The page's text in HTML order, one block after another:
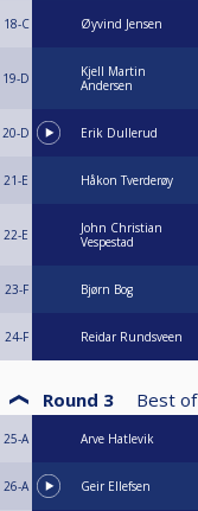
18-C Øyvind Jensen
19-D
Kjell Martin
Andersen
20-D Erik Dullerud
21-E Håkon Tverderøy
22-E
John Christian
Vespestad
23-F Bjørn Bog
24-F Reidar Rundsveen
Round 3 Best of
25-A Arve Hatlevik
26-A Geir Ellefsen